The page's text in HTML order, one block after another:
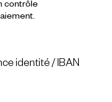
contrôle
identité / IBAN